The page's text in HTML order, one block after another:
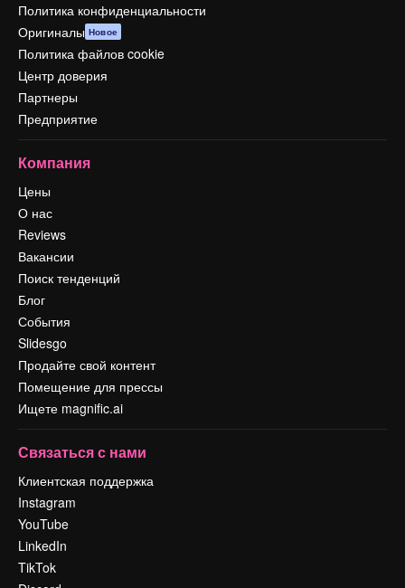
Политика конфиденциальности
Оригиналы Новое
Политика файлов cookie
Центр доверия
Партнеры
Предприятие
Компания
Цены
О нас
Reviews
Вакансии
Поиск тенденций
Блог
События
Slidesgo
Продайте свой контент
Помещение для прессы
Ищете magnific.ai
Связаться с нами
Клиентская поддержка
Instagram
YouTube
LinkedIn
TikTok